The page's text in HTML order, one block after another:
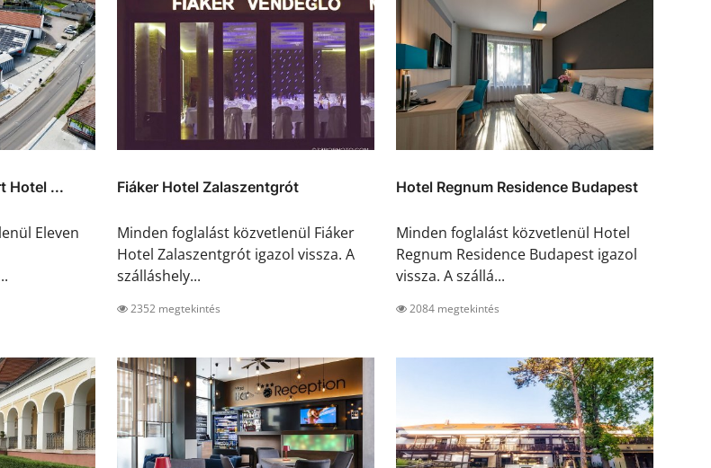
Hotel ...
Eleven
Fiáker Hotel Zalaszentgrót
Minden foglalást közvetlenül Fiáker
Hotel Zalaszentgrót igazol vissza. A
szálláshely...
2352 megtekintés
Hotel Regnum Residence Budapest
Minden foglalást közvetlenül Hotel
Regnum Residence Budapest igazol
vissza. A szállá...
2084 megtekintés